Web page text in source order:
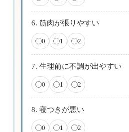
6. 筋肉が張りやすい
0 1 2
7. 生理前に不調が出やすい
0 1 2
8. 寝つきが悪い
0 1 2